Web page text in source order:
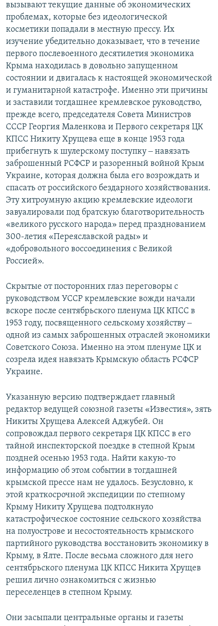
вызывают текущие данные об экономических
проблемах, которые без идеологической
косметики попадали в местную прессу. Их
изучение убедительно доказывает, что в течение
первого послевоенного десятилетия экономика
Крыма находилась в довольно запущенном
состоянии и двигалась к настоящей экономической
и гуманитарной катастрофе. Именно эти причины
и заставили тогдашнее кремлевское руководство,
прежде всего, председателя Совета Министров
СССР Георгия Маленкова и Первого секретаря ЦК
КПСС Никиту Хрущева еще в конце 1953 года
прибегнуть к шулерскому поступку ‒ навязать
заброшенный РСФСР и разоренный войной Крым
Украине, которая должна была его возрождать и
спасать от российского бездарного хозяйствования.
Эту хитроумную акцию кремлевские идеологи
завуалировали под братскую благотворительность
«великого русского народа» перед празднованием
300-летия «Переяславской рады» и
«добровольного воссоединения с Великой
Россией».
Скрытые от посторонних глаз переговоры с
руководством УССР кремлевские вожди начали
вскоре после сентябрьского пленума ЦК КПСС в
1953 году, посвященного сельскому хозяйству ‒
одной из самых заброшенных отраслей экономики
Советского Союза. Именно на этом пленуме ЦК и
созрела идея навязать Крымскую область РСФСР
Украине.
Указанную версию подтверждает главный
редактор ведущей союзной газеты «Известия», зять
Никиты Хрущева Алексей Аджубей. Он
сопровождал первого секретаря ЦК КПСС в его
тайной инспекторской поездке в степной Крым
поздней осенью 1953 года. Найти какую-то
информацию об этом событии в тогдашней
крымской прессе нам не удалось. Безусловно, к
этой краткосрочной экспедиции по степному
Крыму Никиту Хрущева подтолкнуло
катастрофическое состояние сельского хозяйства
на полуострове и несостоятельность крымского
партийного руководства восстановить экономику в
Крыму, в Ялте. После весьма сложного для него
сентябрьского пленума ЦК КПСС Никита Хрущев
решил лично ознакомиться с жизнью
переселенцев в степном Крыму.
Они засыпали центральные органы и газеты